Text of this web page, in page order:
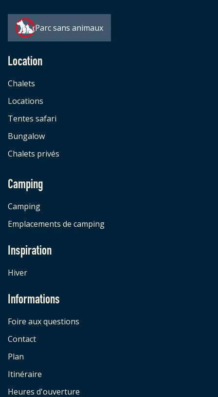
Parc sans animaux
Location
Chalets
Locations
Tentes safari
Bungalow
Chalets privés
Camping
Camping
Emplacements de camping
Inspiration
Hiver
Informations
Foire aux questions
Contact
Plan
Itinéraire
Heures d'ouverture